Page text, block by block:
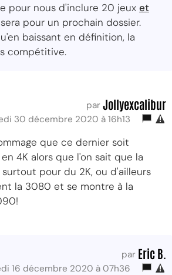
pour nous d'inclure 20 jeux et
pour un prochain dossier.
baissant en définition, la
compétitive.
par Jollyexcalibur
30 décembre 2020 à 16h13
que ce dernier soit
4K alors que l'on sait que la
pour du 2K, ou d'ailleurs
la 3080 et se montre à la
par Eric B.
16 décembre 2020 à 07h36